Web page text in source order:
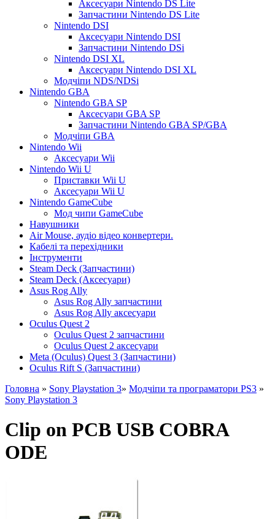
Аксесуари Nintendo DS Lite
Запчастини Nintendo DS Lite
Nintendo DSI
Аксесуари Nintendo DSI
Запчастини Nintendo DSi
Nintendo DSI XL
Аксесуари Nintendo DSI XL
Модчіпи NDS/NDSi
Nintendo GBA
Nintendo GBA SP
Аксесуари GBA SP
Запчастини Nintendo GBA SP/GBA
Модчіпи GBA
Nintendo Wii
Аксесуари Wii
Nintendo Wii U
Приставки Wii U
Аксесуари Wii U
Nintendo GameCube
Мод чипи GameCube
Навушники
Air Mouse, аудіо відео конвертери.
Кабелі та перехідники
Інструменти
Steam Deck (Запчастини)
Steam Deck (Аксесуари)
Asus Rog Ally
Asus Rog Ally запчастини
Asus Rog Ally аксесуари
Oculus Quest 2
Oculus Quest 2 запчастини
Oculus Quest 2 аксесуари
Meta (Oculus) Quest 3 (Запчастини)
Oculus Rift S (Запчастини)
Головна » Sony Playstation 3» Модчіпи та програматори PS3 »
Sony Playstation 3
Clip on PCB USB COBRA
ODE